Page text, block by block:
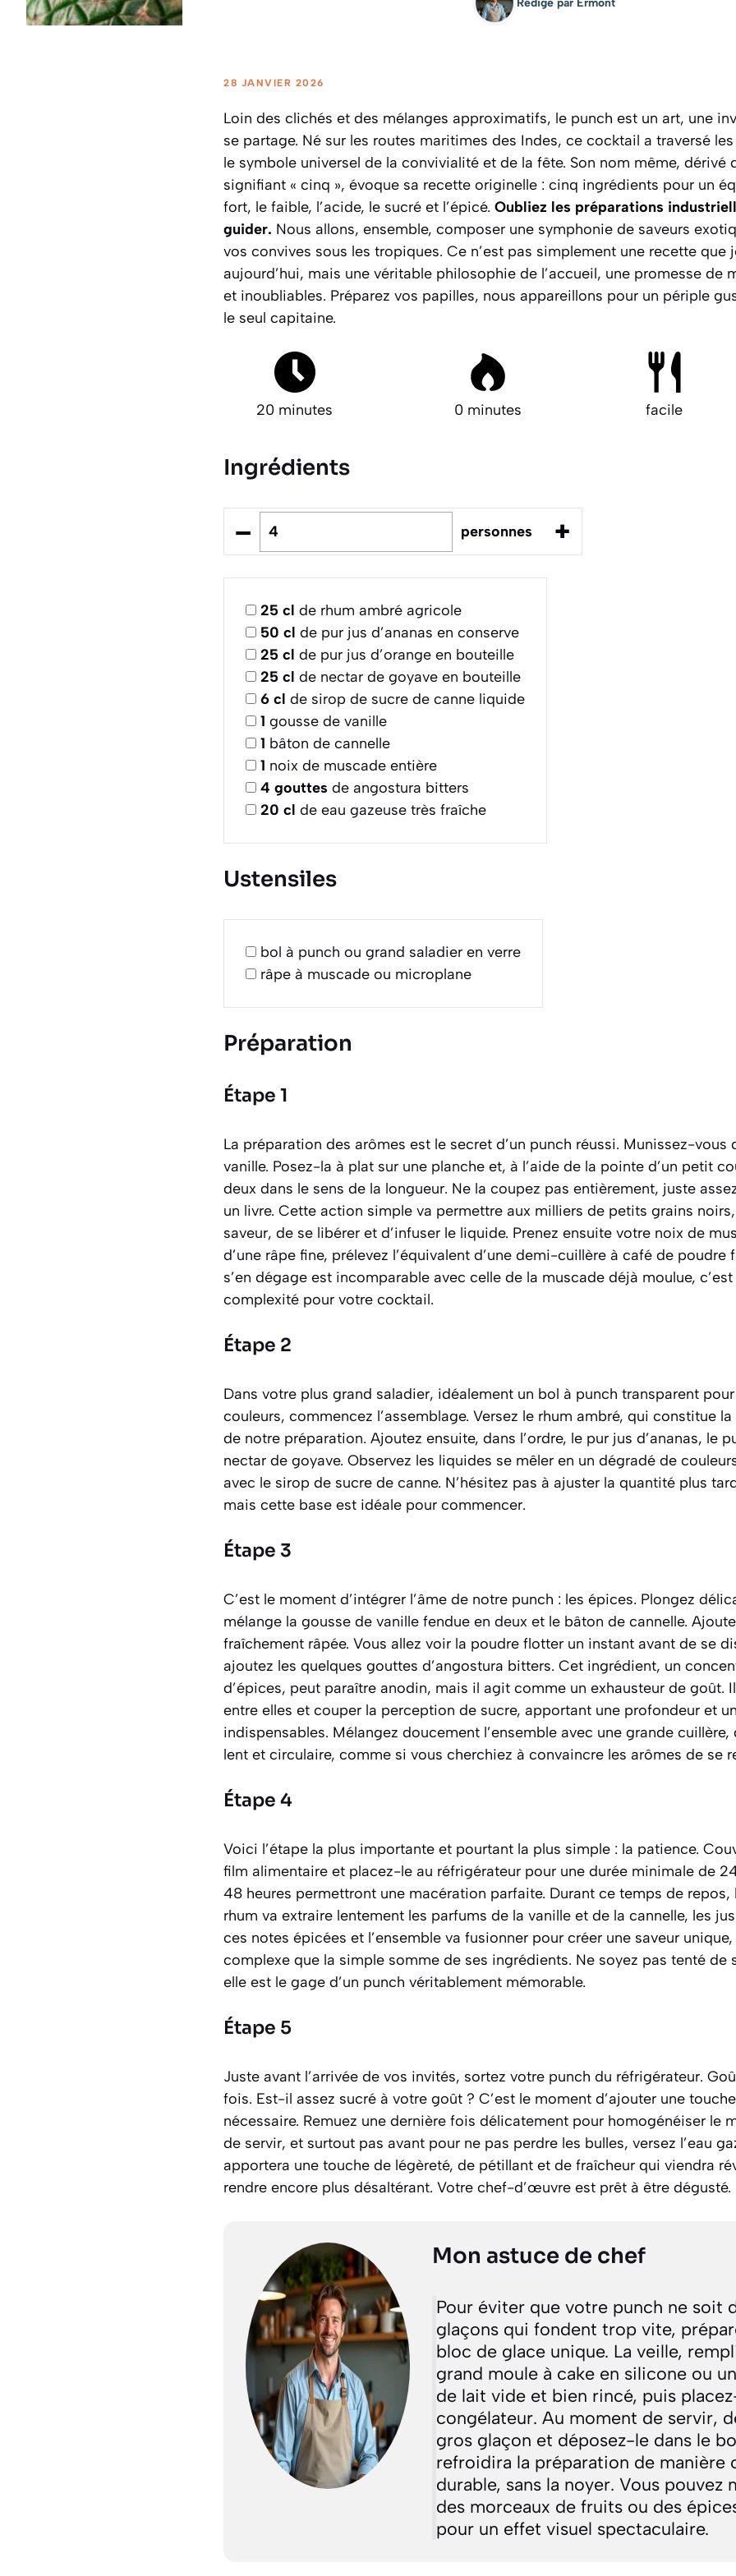
Rédigé par Ermont
28 JANVIER 2026
Loin des clichés et des mélanges approximatifs, le punch est un art, une
se partage. Né sur les routes maritimes des Indes, ce cocktail a traversé
le symbole universel de la convivialité et de la fête. Son nom même,
signifiant « cinq », évoque sa recette originelle : cinq ingrédients pour un
fort, le faible, l’acide, le sucré et l’épicé. Oubliez les préparations
guider. Nous allons, ensemble, composer une symphonie de saveurs
vos convives sous les tropiques. Ce n’est pas simplement une recette que
aujourd’hui, mais une véritable philosophie de l’accueil, une promesse de
et inoubliables. Préparez vos papilles, nous appareillons pour un périple
le seul capitaine.
20 minutes 0 minutes facile
Ingrédients
– personnes +
25 cl de rhum ambré agricole
50 cl de pur jus d’ananas en conserve
25 cl de pur jus d’orange en bouteille
25 cl de nectar de goyave en bouteille
6 cl de sirop de sucre de canne liquide
1 gousse de vanille
1 bâton de cannelle
1 noix de muscade entière
4 gouttes de angostura bitters
20 cl de eau gazeuse très fraîche
Ustensiles
bol à punch ou grand saladier en verre
râpe à muscade ou microplane
Préparation
Étape 1
La préparation des arômes est le secret d’un punch réussi. Munissez-vous
vanille. Posez-la à plat sur une planche et, à l’aide de la pointe d’un petit
deux dans le sens de la longueur. Ne la coupez pas entièrement, juste
un livre. Cette action simple va permettre aux milliers de petits grains
saveur, de se libérer et d’infuser le liquide. Prenez ensuite votre noix de
d’une râpe fine, prélevez l’équivalent d’une demi-cuillère à café de poudre
s’en dégage est incomparable avec celle de la muscade déjà moulue,
complexité pour votre cocktail.
Étape 2
Dans votre plus grand saladier, idéalement un bol à punch transparent
couleurs, commencez l’assemblage. Versez le rhum ambré, qui constitue
de notre préparation. Ajoutez ensuite, dans l’ordre, le pur jus d’ananas, le
nectar de goyave. Observez les liquides se mêler en un dégradé de
avec le sirop de sucre de canne. N’hésitez pas à ajuster la quantité plus
mais cette base est idéale pour commencer.
Étape 3
C’est le moment d’intégrer l’âme de notre punch : les épices. Plongez
mélange la gousse de vanille fendue en deux et le bâton de cannelle.
fraîchement râpée. Vous allez voir la poudre flotter un instant avant de se
ajoutez les quelques gouttes d’angostura bitters. Cet ingrédient, un
d’épices, peut paraître anodin, mais il agit comme un exhausteur de goût.
entre elles et couper la perception de sucre, apportant une profondeur et
indispensables. Mélangez doucement l’ensemble avec une grande
lent et circulaire, comme si vous cherchiez à convaincre les arômes de se
Étape 4
Voici l’étape la plus importante et pourtant la plus simple : la patience.
film alimentaire et placez-le au réfrigérateur pour une durée minimale de
48 heures permettront une macération parfaite. Durant ce temps de repos,
rhum va extraire lentement les parfums de la vanille et de la cannelle, les
ces notes épicées et l’ensemble va fusionner pour créer une saveur
complexe que la simple somme de ses ingrédients. Ne soyez pas tenté de
elle est le gage d’un punch véritablement mémorable.
Étape 5
Juste avant l’arrivée de vos invités, sortez votre punch du réfrigérateur.
fois. Est-il assez sucré à votre goût ? C’est le moment d’ajouter une
nécessaire. Remuez une dernière fois délicatement pour homogénéiser le
de servir, et surtout pas avant pour ne pas perdre les bulles, versez l’eau
apportera une touche de légèreté, de pétillant et de fraîcheur qui viendra
rendre encore plus désaltérant. Votre chef-d’œuvre est prêt à être dégusté.
Mon astuce de chef
Pour éviter que votre punch ne soit
glaçons qui fondent trop vite,
bloc de glace unique. La veille,
grand moule à cake en silicone ou
de lait vide et bien rincé, puis
congélateur. Au moment de servir,
gros glaçon et déposez-le dans le
refroidira la préparation de manière
durable, sans la noyer. Vous pouvez
des morceaux de fruits ou des
pour un effet visuel spectaculaire.